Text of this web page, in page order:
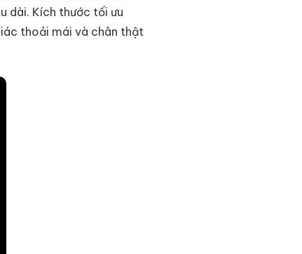
dài. Kích thước tối ưu
thoải mái và chân thật